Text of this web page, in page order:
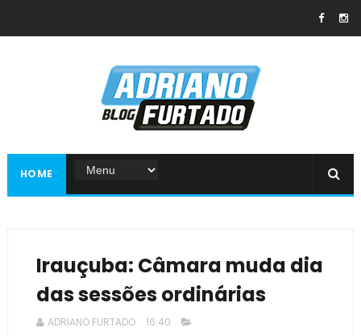
HOME
Irauçuba: Câmara muda dia
das sessões ordinárias
ADRIANO FURTADO 16:40